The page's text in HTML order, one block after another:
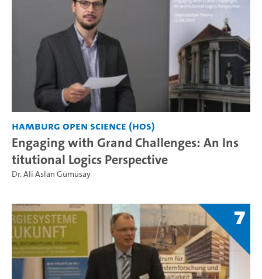
Hamburg Open Science (HOS)
Engaging with Grand Challenges: An Ins
titutional Logics Perspective
Dr. Ali Aslan Gümüsay
7